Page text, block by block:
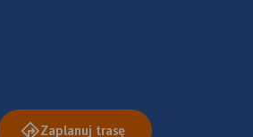
Zaplanuj trasę